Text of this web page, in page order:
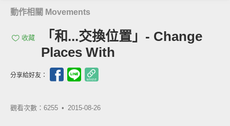
動作相關 Movements
收藏
「和...交換位置」- Change
Places With
分享給好友：
觀看次數：6255 • 2015-08-26